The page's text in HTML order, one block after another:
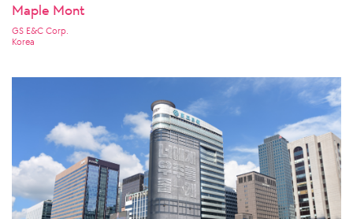
Maple Mont
GS E&C Corp.
Korea